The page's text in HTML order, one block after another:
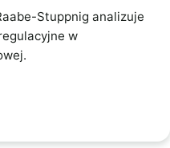
Stuppnig analizuje
w